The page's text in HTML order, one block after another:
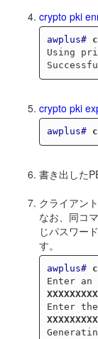
crypto pki
awplus#
Using
crypto pki
awplus#
書き出した
クライアン
なお、同コ
じパスワー
す。
awplus#